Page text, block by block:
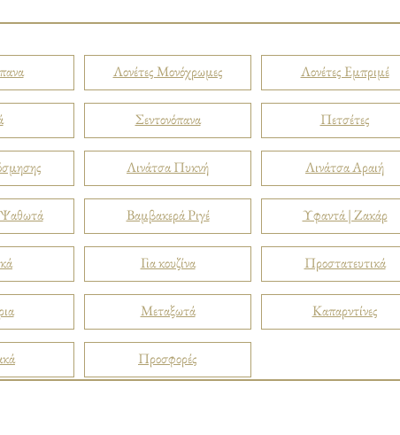
Λονέτες Μονόχρωμες
Σεντονόπανα
Λινάτσα Πυκνή
Βαμβακερά Ριγέ
Για κουζίνα
Μεταξωτά
Προσφορές
Λονέτες Εμπριμέ
Πετσέτες
Λινάτσα Αραιή
Υφαντά | Ζακάρ
Προστατευτικά
Καπαρντίνες